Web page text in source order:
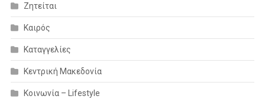
Ζητείται
Καιρός
Καταγγελίες
Κεντρική Μακεδονία
Κοινωνία – Lifestyle